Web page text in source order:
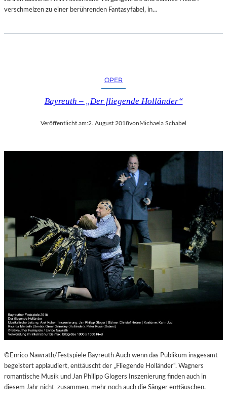
verschmelzen zu einer berührenden Fantasyfabel, in…
OPER
Bayreuth – „Der fliegende Holländer“
Veröffentlicht am:2. August 2018von Michaela Schabel
©Enrico Nawrath/Festspiele Bayreuth Auch wenn das Publikum insgesamt
begeistert applaudiert, enttäuscht der „Fliegende Holländer“. Wagners
romantische Musik und Jan Philipp Glogers Inszenierung finden auch in
diesem Jahr nicht zusammen, mehr noch auch die Sänger enttäuschen.